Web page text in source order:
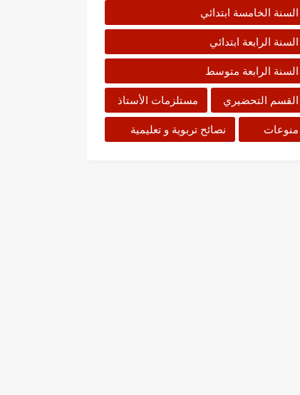
السنة الخامسة ابتدائي
السنة الرابعة ابتدائي
السنة الرابعة متوسط
القسم التحضيري مستلزمات الأستاذ
منوعات نصائح تربوية و تعليمية